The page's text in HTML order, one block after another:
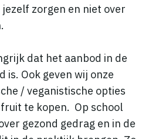
zorgen en niet over
dat het aanbod in de
is. Ook geven wij onze
/ veganistische opties
te kopen. Op school
gezond gedrag en in de